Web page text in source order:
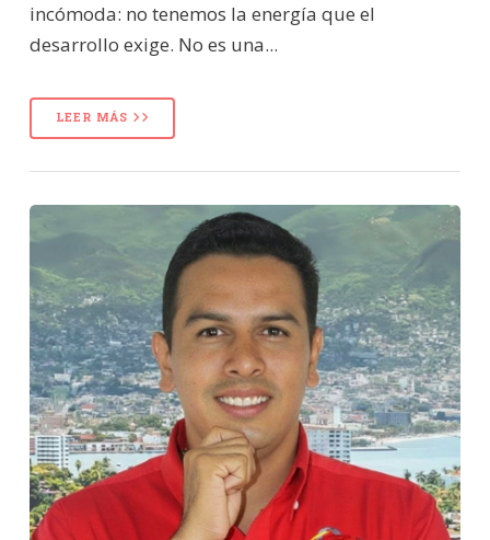
incómoda: no tenemos la energía que el
desarrollo exige. No es una...
LEER MÁS